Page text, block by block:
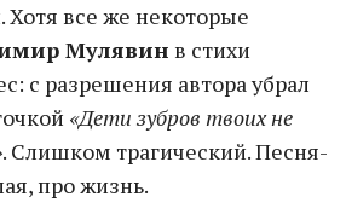
Хотя все же некоторые
Мулявин в стихи
с разрешения автора убрал
«Дети зубров твоих не
. Слишком трагический. Песня-
про жизнь.